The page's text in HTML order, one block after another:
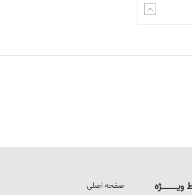
صفحه اصلی